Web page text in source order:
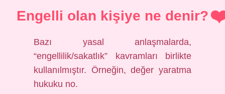
Engelli olan kişiye ne denir?
Bazı yasal anlaşmalarda,
“engellilik/sakatlık” kavramları birlikte
kullanılmıştır. Örneğin, değer yaratma
hukuku no.